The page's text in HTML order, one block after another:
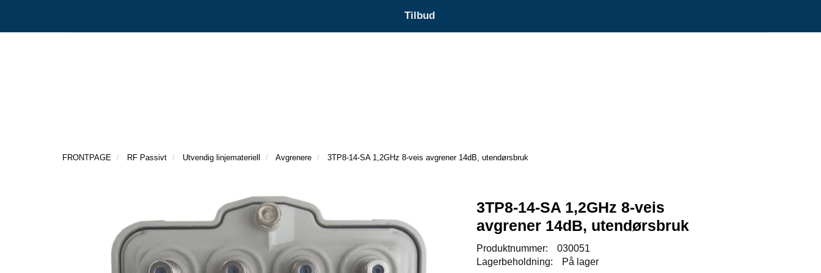
Tilbud
FRONTPAGE RF Passivt Utvendig linjemateriell Avgrenere 3TP8-14-SA 1,2GHz 8-veis avgrener 14dB, utendørsbruk
3TP8-14-SA 1,2GHz 8-veis
avgrener 14dB, utendørsbruk
Produktnummer:
030051
Lagerbeholdning:
På lager